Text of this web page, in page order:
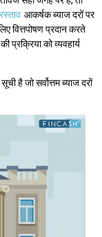
आकर्षक ब्याज दरों पर
वित्तपोषण प्रदान करते
प्रक्रिया को व्यवहार्य
है जो सर्वोत्तम ब्याज दरों